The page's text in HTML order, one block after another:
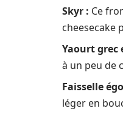
Skyr : Ce
cheesecake
Yaourt grec
à un peu de
Faisselle
léger en